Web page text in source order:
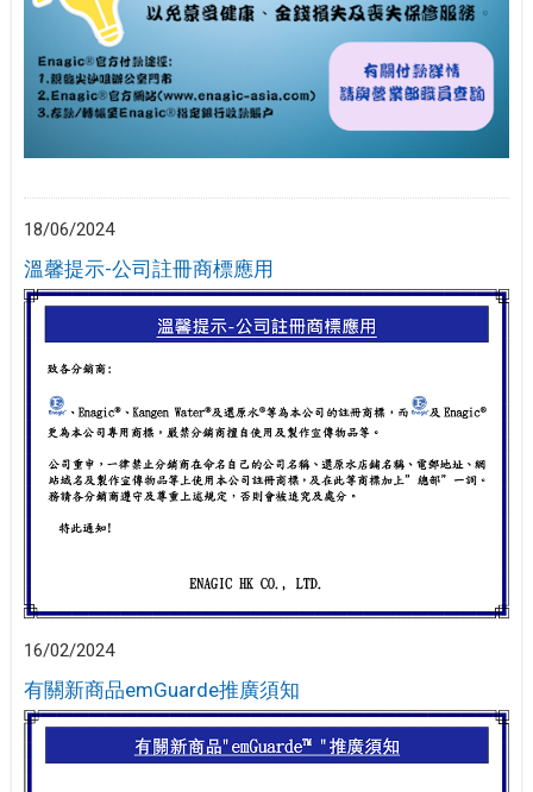
18/06/2024
溫馨提示-公司註冊商標應用
16/02/2024
有關新商品emGuarde推廣須知